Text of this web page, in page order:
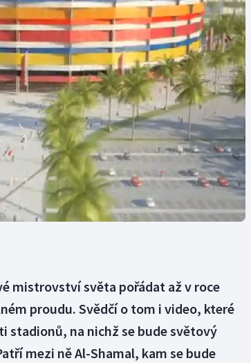
Moderní pětiboj
Motorsport
Olympijské hry
Parasport
Plavání
Plážový volejbal
Triatlon
Veslování
Vodní slalom
Volejbal
Ostatní
mistrovství světa pořádat až v roce
proudu. Svědčí o tom i video, které
stadionů, na nichž se bude světový
mezi ně Al-Shamal, kam se bude